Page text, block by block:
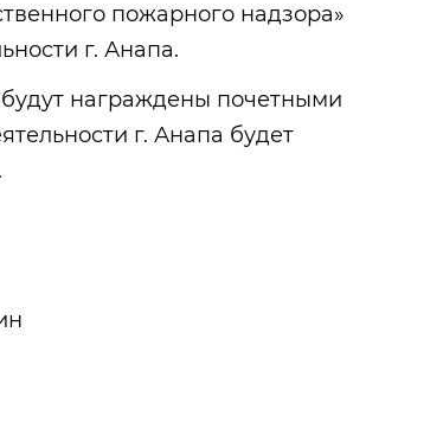
пожарного надзора»
г. Анапа.
награждены почетными
г. Анапа будет